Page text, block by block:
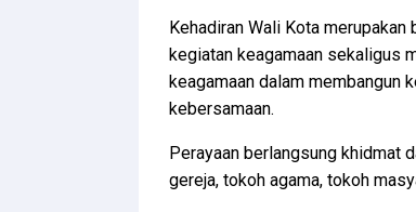
Kehadiran Wali Kota
kegiatan keagamaan sekaligus
keagamaan dalam membangun
kebersamaan.
Perayaan berlangsung khidmat
gereja, tokoh agama, tokoh